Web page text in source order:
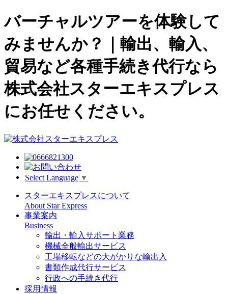
バーチャルツアーを体験して
みませんか？｜輸出、輸入、
貿易など各種手続き代行なら
株式会社スターエキスプレス
にお任せください。
Select Language ▼
スターエキスプレスについて
About Star Express
事業案内
Business
輸出・輸入サポート業務
機械全般輸出サービス
工場移転などの大がかりな輸出入
書類作成代行サービス
行政への手続き代行
採用情報